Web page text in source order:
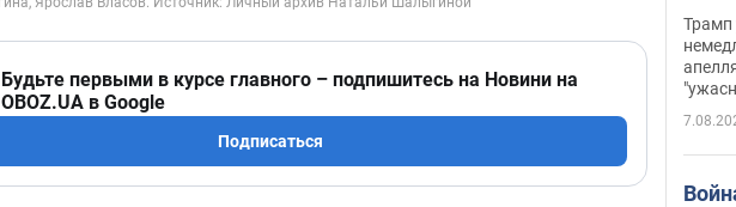
Будьте первыми в курсе главного – подпишитесь на Новини на
OBOZ.UA в Google
Подписаться
Трамп